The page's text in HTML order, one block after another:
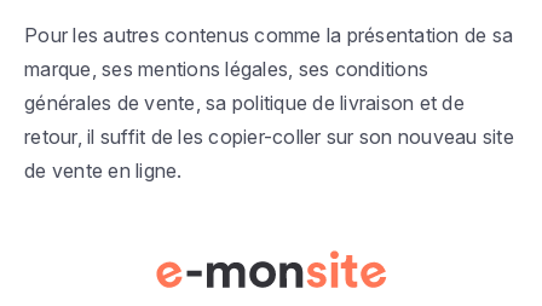
Pour les autres contenus comme la présentation de sa
marque, ses mentions légales, ses conditions
générales de vente, sa politique de livraison et de
retour, il suffit de les copier-coller sur son nouveau site
de vente en ligne.